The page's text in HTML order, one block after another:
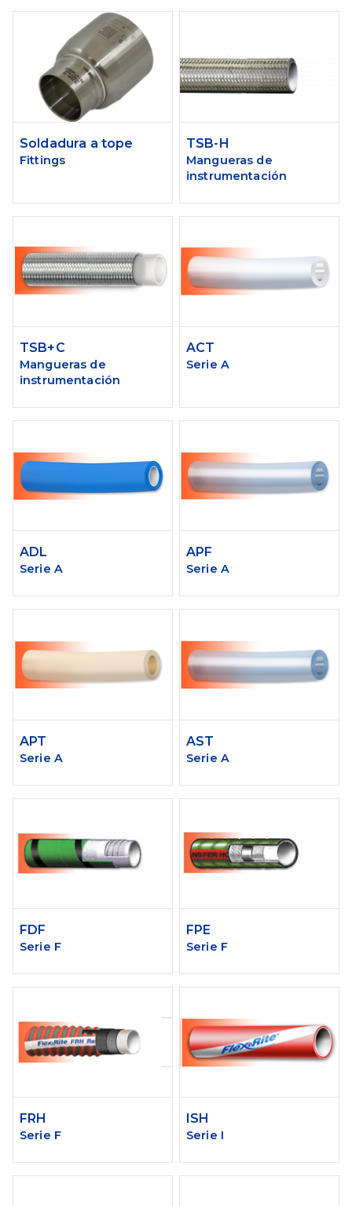
Soldadura a tope
Fittings
TSB-H
Mangueras de
instrumentación
TSB+C
Mangueras de
instrumentación
ACT
Serie A
ADL
Serie A
APF
Serie A
APT
Serie A
AST
Serie A
FDF
Serie F
FPE
Serie F
FRH
Serie F
ISH
Serie I